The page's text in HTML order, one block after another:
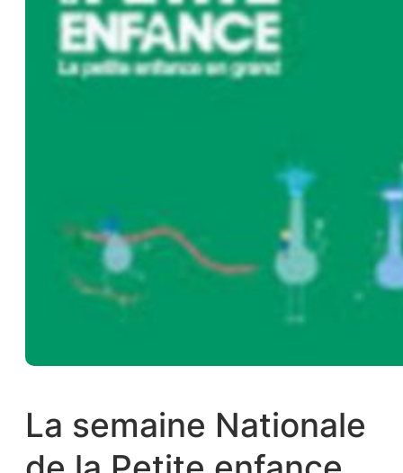
La semaine Nationale